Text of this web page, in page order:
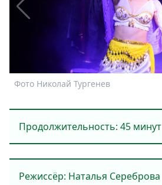
Спецпроекты
Звезды
Выборы
2026
Скачай
Metro
Фото Николай Тургенев
Продолжительность: 45 минут
Режиссёр: Наталья Сереброва